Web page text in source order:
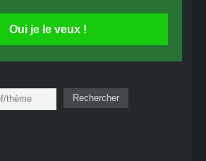
Oui je le veux !
Rechercher